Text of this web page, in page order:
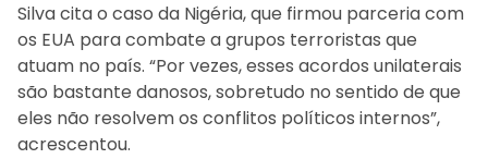
Silva cita o caso da Nigéria, que firmou parceria com
os EUA para combate a grupos terroristas que
atuam no país. “Por vezes, esses acordos unilaterais
são bastante danosos, sobretudo no sentido de que
eles não resolvem os conflitos políticos internos”,
acrescentou.